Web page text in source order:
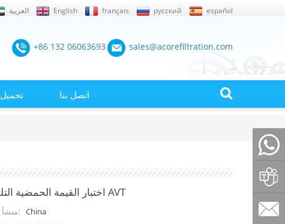
العربية English français русский español
+86 132 06063693 sales@acorefiltration.com
تحميل اتصل بنا
اختبار القيمة الحمضية التلقائي AVT
منشأ المنتج: China
Rufus